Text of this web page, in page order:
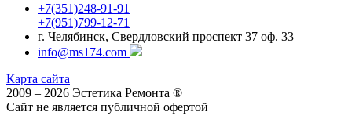
+7(351)248-91-91
+7(951)799-12-71
г. Челябинск, Свердловский проспект 37 оф. 33
info@ms174.com
Карта сайта
2009 – 2026 Эстетика Ремонта ®
Сайт не является публичной офертой